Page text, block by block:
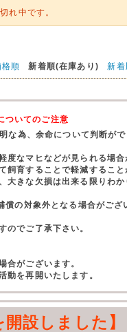
切れ中です。
格順 新着順(在庫あり) 新
ついてのご注意
な為、余命について判断が
なマヒなどが見られる場合
飼育することで軽減すること
きな欠損は出来る限りわか
の対象外となる場合がござ
のでご了承下さい。
合がございます。
動を再開いたします。
開設しました】